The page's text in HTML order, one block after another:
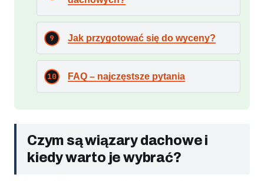
Jak przygotować się do wyceny?
FAQ – najczęstsze pytania
Czym są wiązary dachowe i
kiedy warto je wybrać?